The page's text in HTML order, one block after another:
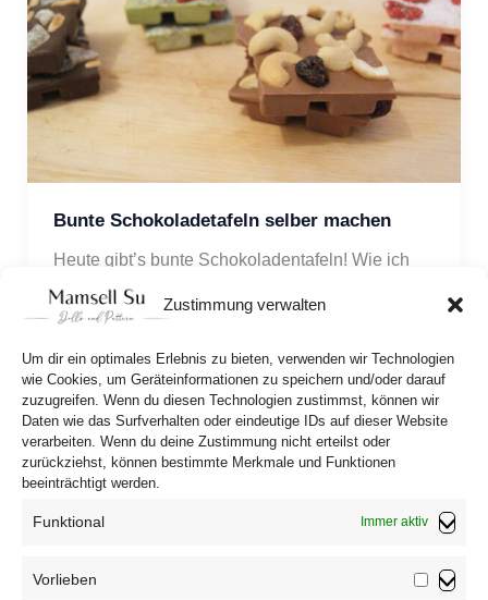
Zustimmung verwalten
Um dir ein optimales Erlebnis zu bieten, verwenden wir Technologien
wie Cookies, um Geräteinformationen zu speichern und/oder darauf
zuzugreifen. Wenn du diesen Technologien zustimmst, können wir
Daten wie das Surfverhalten oder eindeutige IDs auf dieser Website
verarbeiten. Wenn du deine Zustimmung nicht erteilst oder
zurückziehst, können bestimmte Merkmale und Funktionen
beeinträchtigt werden.
Funktional Immer aktiv
Vorlieben
Bunte Schokoladetafeln selber machen
Heute gibt’s bunte Schokoladentafeln! Wie ich
sie gemacht habe und woran man denken sollte
dabei, erfährt ihr hier!